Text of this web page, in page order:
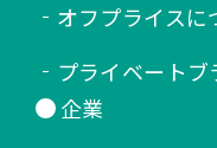
オフプライスに
プライベートブ
企業